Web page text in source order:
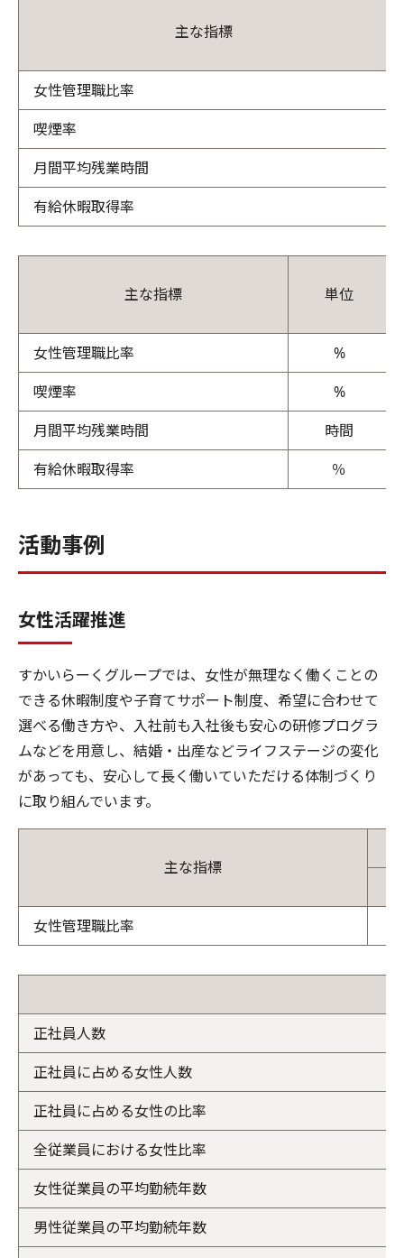
主な指標
女性管理職比率
喫煙率
月間平均残業時間
有給休暇取得率
主な指標 単位
女性管理職比率
%
喫煙率
%
月間平均残業時間
時間
有給休暇取得率
％
活動事例
女性活躍推進
すかいらーくグループでは、女性が無理なく働くことの
できる休暇制度や子育てサポート制度、希望に合わせて
選べる働き方や、入社前も入社後も安心の研修プログラ
ムなどを用意し、結婚・出産などライフステージの変化
があっても、安心して長く働いていただける体制づくり
に取り組んでいます。
主な指標
女性管理職比率
正社員人数
正社員に占める女性人数
正社員に占める女性の比率
全従業員における女性比率
女性従業員の平均勤続年数
男性従業員の平均勤続年数